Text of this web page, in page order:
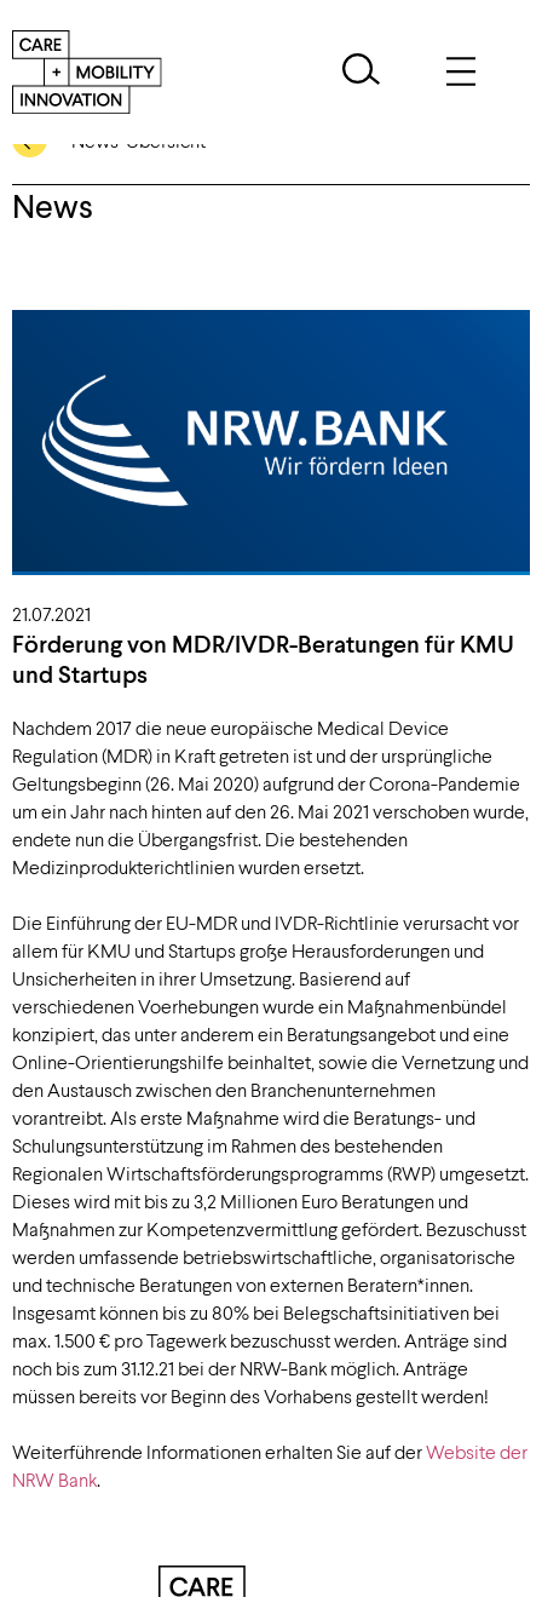
News-Übersicht
News
21.07.2021
Förderung von MDR/IVDR-Beratungen für KMU
und Startups
Nachdem 2017 die neue europäische Medical Device
Regulation (MDR) in Kraft getreten ist und der ursprüngliche
Geltungsbeginn (26. Mai 2020) aufgrund der Corona-Pandemie
um ein Jahr nach hinten auf den 26. Mai 2021 verschoben wurde,
endete nun die Übergangsfrist. Die bestehenden
Medizinprodukterichtlinien wurden ersetzt.
Die Einführung der EU-MDR und IVDR-Richtlinie verursacht vor
allem für KMU und Startups große Herausforderungen und
Unsicherheiten in ihrer Umsetzung. Basierend auf
verschiedenen Voerhebungen wurde ein Maßnahmenbündel
konzipiert, das unter anderem ein Beratungsangebot und eine
Online-Orientierungshilfe beinhaltet, sowie die Vernetzung und
den Austausch zwischen den Branchenunternehmen
vorantreibt. Als erste Maßnahme wird die Beratungs- und
Schulungsunterstützung im Rahmen des bestehenden
Regionalen Wirtschaftsförderungsprogramms (RWP) umgesetzt.
Dieses wird mit bis zu 3,2 Millionen Euro Beratungen und
Maßnahmen zur Kompetenzvermittlung gefördert. Bezuschusst
werden umfassende betriebswirtschaftliche, organisatorische
und technische Beratungen von externen Beratern*innen.
Insgesamt können bis zu 80% bei Belegschaftsinitiativen bei
max. 1.500 € pro Tagewerk bezuschusst werden. Anträge sind
noch bis zum 31.12.21 bei der NRW-Bank möglich. Anträge
müssen bereits vor Beginn des Vorhabens gestellt werden!
Weiterführende Informationen erhalten Sie auf derWebsite der
NRW Bank.